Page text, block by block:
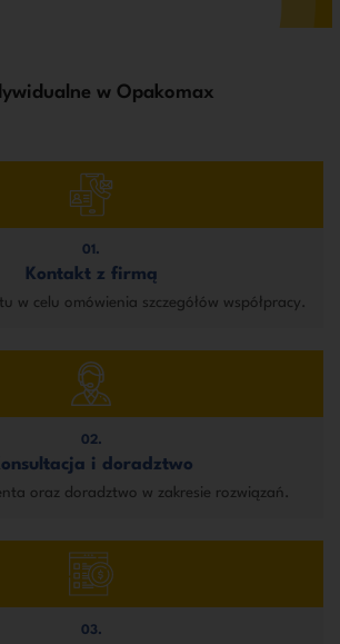
w Opakomax
01.
Kontakt z firmą
w celu omówienia szczegółów współpracy.
02.
i doradztwo
oraz doradztwo w zakresie rozwiązań.
03.